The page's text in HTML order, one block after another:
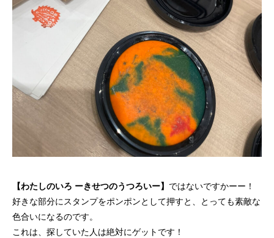
【わたしのいろ ーきせつのうつろいー】 ではないですかーー！
好きな部分にスタンプをポンポンとして押すと、とっても素敵な
色合いになるのです。
これは、探していた人は絶対にゲットです！